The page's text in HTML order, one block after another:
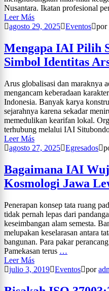
Nusantara. Ikatan profesional
Leer Más
agosto 29, 2025 Eventos por
Mengapa IAI Pilih
Simbol Identitas
Arus globalisasi dan maraknya
mengancam keberadaan
Indonesia. Banyak karya
sejarahnya karena sekadar
memedulikan kearifan lokal.
terhubung melalui IAI
Leer Más
agosto 27, 2025 Egresados
Bagaimana IAI
Kosmologi Jawa
Penerapan konsep tata ruang
tidak pernah lepas dari
keseimbangan alam semesta.
melupakan keselarasan antara
bangunan. Para pakar
Pamekasan terus …
Leer Más
julio 3, 2019 Eventos por